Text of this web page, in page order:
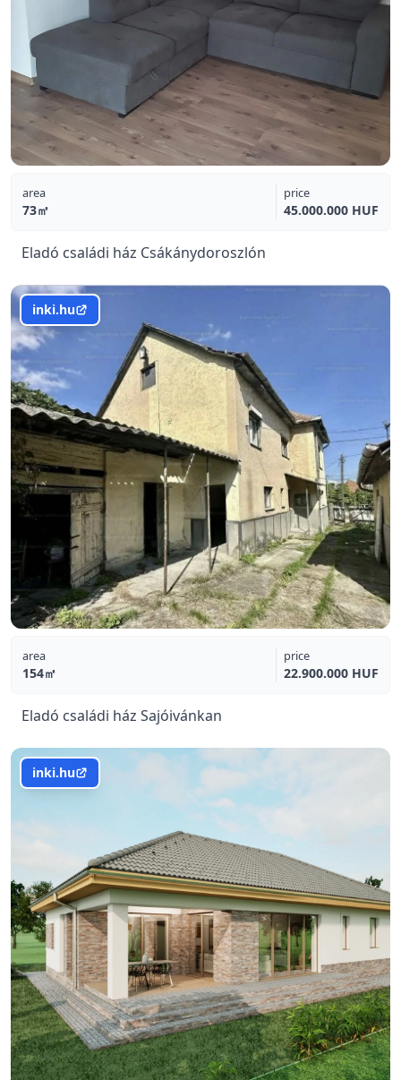
area
73㎡
price
45.000.000 HUF
Eladó családi ház Csákánydoroszlón
inki.hu
area
154㎡
price
22.900.000 HUF
Eladó családi ház Sajóivánkan
inki.hu